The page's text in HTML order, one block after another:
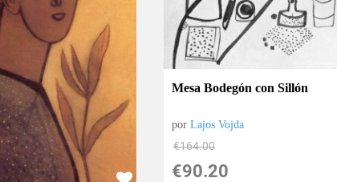
Mesa Bodegón con Sillón
porLajos Vojda
€164.00
€90.20